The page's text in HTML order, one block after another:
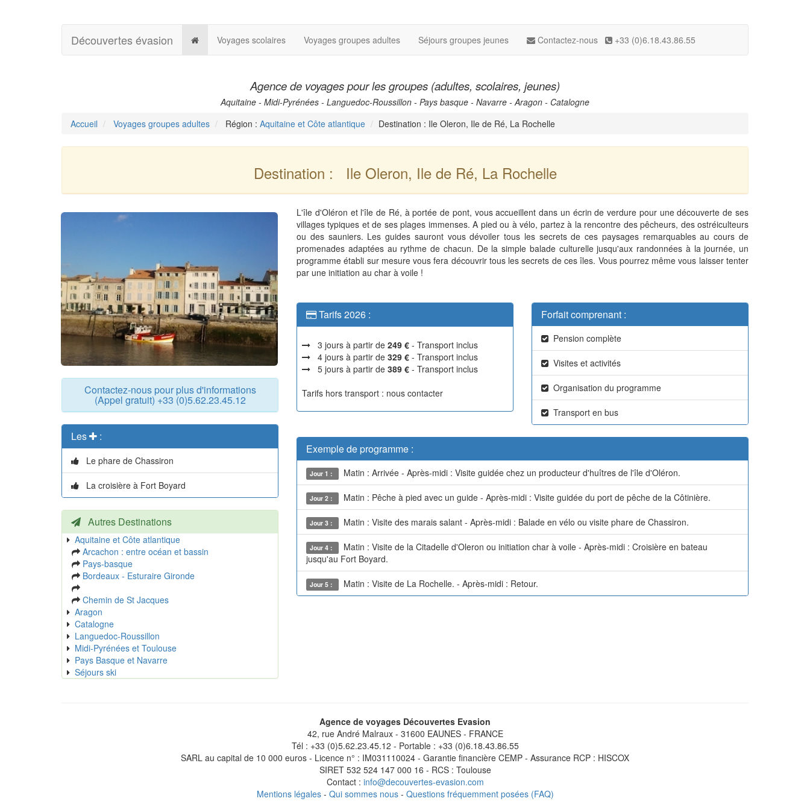
Découvertes évasion Voyages scolaires Voyages groupes adultes Séjours groupes jeunes Contactez-nous +33 (0)6.18.43.86.55
Agence de voyages pour les groupes (adultes, scolaires, jeunes)
Aquitaine - Midi-Pyrénées - Languedoc-Roussillon - Pays basque - Navarre - Aragon - Catalogne
Accueil
Voyages groupes adultes Région : Aquitaine et Côte atlantique Destination : Ile Oleron, Ile de Ré, La Rochelle
Destination : Ile Oleron, Ile de Ré, La Rochelle
Contactez-nous pour plus d'informations
(Appel gratuit) +33 (0)5.62.23.45.12
Les :
Le phare de Chassiron
La croisière à Fort Boyard
Autres Destinations
Aquitaine et Côte atlantique
Arcachon : entre océan et bassin
Pays-basque
Bordeaux - Esturaire Gironde
Chemin de St Jacques
Aragon
Catalogne
Languedoc-Roussillon
Midi-Pyrénées et Toulouse
Pays Basque et Navarre
Séjours ski
L'île d'Oléron et l'île de Ré, à portée de pont, vous accueillent dans un écrin de verdure pour une découverte de ses
villages typiques et de ses plages immenses. A pied ou à vélo, partez à la rencontre des pêcheurs, des ostréiculteurs
ou des sauniers. Les guides sauront vous dévoiler tous les secrets de ces paysages remarquables au cours de
promenades adaptées au rythme de chacun. De la simple balade culturelle jusqu'aux randonnées à la journée, un
programme établi sur mesure vous fera découvrir tous les secrets de ces îles. Vous pourrez même vous laisser tenter
par une initiation au char à voile !
Tarifs 2026 :
3 jours à partir de 249 € - Transport inclus
4 jours à partir de 329 € - Transport inclus
5 jours à partir de 389 € - Transport inclus
Tarifs hors transport : nous contacter
Forfait comprenant :
Pension complète
Visites et activités
Organisation du programme
Transport en bus
Exemple de programme :
Jour 1 : Matin : Arrivée - Après-midi : Visite guidée chez un producteur d'huîtres de l'île d'Oléron.
Jour 2 : Matin : Pêche à pied avec un guide - Après-midi : Visite guidée du port de pêche de la Côtinière.
Jour 3 : Matin : Visite des marais salant - Après-midi : Balade en vélo ou visite phare de Chassiron.
Jour 4 :
Matin : Visite de la Citadelle d'Oleron ou initiation char à voile - Après-midi : Croisière en bateau
jusqu'au Fort Boyard.
Jour 5 : Matin : Visite de La Rochelle. - Après-midi : Retour.
Agence de voyages Découvertes Evasion
42, rue André Malraux - 31600 EAUNES - FRANCE
Tél : +33 (0)5.62.23.45.12 - Portable : +33 (0)6.18.43.86.55
SARL au capital de 10 000 euros - Licence n° : IM031110024 - Garantie financière CEMP - Assurance RCP : HISCOX
SIRET 532 524 147 000 16 - RCS : Toulouse
Contact : info@decouvertes-evasion.com
Mentions légales- Qui sommes nous- Questions fréquemment posées (FAQ)